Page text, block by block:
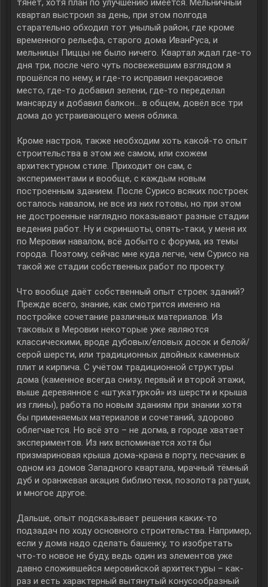
квартал выстроил за день, при этом полгода
старательно обходил тот унылый район, где кроме
временного рельефа, старого дома ИванРуса, и
мельницы Пиццы не было ничего. Квартал ждал где-то
дня три, после чего чуть посвежевшим взглядом я
прошёлся по нему, и где-то исправил некрасивое
место, где-то добавил зелени, где-то переделал
мансарду и добавил балкон… в общем, довёл все три
дома до устраивающего меня облика.
Кроме настроя, также необходим хоть какой-то опыт
строительства в этом же самом, или схожем
архитектурном стиле. Приходит он сам, с
экспериментами и вообще, с каждым новым
построенным зданием. После Сурисо всяких построек
осталось навалом, не все из них готовы, но при этом
не достроенные наглядно показывают разные стадии
ведения работ. Ну и скриншоты, опять-таки, у меня их
по Меровии навалом, всё добыто с форума, из темы
города. Поэтому, сейчас мне куда легче, чем Сурисо на
такой же стадии собственных работ по проекту.
Что вообще даёт собственный опыт строек зданий?
Прежде всего, знание, как смотрится именно на
постройке сочетание различных материалов. Из
таковых в Меровии некоторые уже являются
классическими, вроде дубовых/еловых досок и белой/
серой шерсти, или традиционных двойных каменных
плит и кирпича. С учётом традиционной структуры
дома (каменное всегда снизу, первый и второй этажи,
выше деревянное с «штукатуркой» из шерсти и крыша
из глины), работа по новым зданиям при знании хотя
бы применяемых материалов и сочетаний, здорово
облегчается. Но всё это – не догма, в городе хватает
экспериментов. Из них вспоминается хотя бы
призмариновая крыша дома-крана в порту, песчаник в
одном из домов Западного квартала, мрачный тёмный
дуб и оранжевая акация библиотеки, позолота ратуши,
и многое другое.
Дальше, опыт подсказывает решения каких-то
подзадач по ходу основного строительства. Например,
если у дома надо сделать башенку, то изобретать
что-то новое не буду, ведь один из элементов уже
давно сложившейся меровийской архитектуры – как-
раз и есть характерный вытянутый конусообразный